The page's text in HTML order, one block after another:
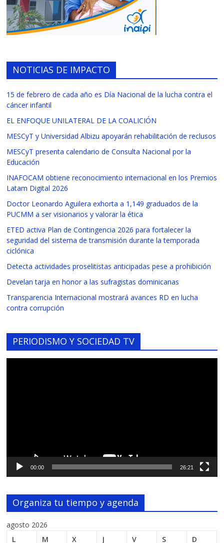
NOTICIAS DE IMPACTO
15 de febrero de cada año es Día Nacional de la lucha contra el
cáncer infantil
EL ENFOQUE UNILATERAL DE LA COALICIÓN
MESCyT y Universidad Albizu apoyarán rehabilitación de reclusos
MESCyT presenta calendario de Consulta Nacional por la
Educación
INAFOCAM obtiene reconocimiento internacional en los Premios
Latam Digital 2026
Doctor Leonardo Aguilera exhorta a 1,149 graduados de la
PUCMM a ser visionarios y valorar la ética
ETED activa Plan de Contingencia 2026 para fortalecer la
seguridad del sistema de transmisión durante la temporada
ciclónica
Detecta actividades proselitistas anticipadas pese a prohibición
Develan tarja en honor a las sufragistas dominicanas
Transparencia Internacional mostrará avances RD en lucha
contra corrupción
PERIODISMO Y SOCIEDAD TV
00:00 26:21
Organiza tu tiempo y agenda
agosto 2026
L
M X J V S D